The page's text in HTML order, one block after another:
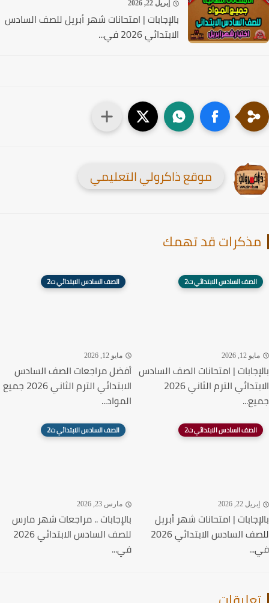
إبريل 22, 2026
بالإجابات | امتحانات شهر أبريل للصف السادس
الابتدائي 2026 في...
موقع ذاكرولي التعليمي
قد تهمك
الصف السادس الابتدائي ت2
12, 2026
| امتحانات الصف السادس
الابتدائي الترم الثاني 2026
الصف السادس الابتدائي ت2
مايو 12, 2026
أفضل مراجعات الصف السادس
الابتدائي الترم الثاني 2026 جميع
المواد...
الصف السادس الابتدائي ت2
22, 2026
| امتحانات شهر أبريل
للصف السادس الابتدائي 2026
الصف السادس الابتدائي ت2
مارس 23, 2026
بالإجابات .. مراجعات شهر مارس
للصف السادس الابتدائي 2026
في...